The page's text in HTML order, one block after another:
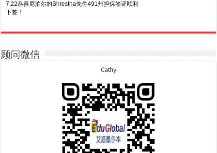
Business offer！
8.6恭喜江苏的谢先生600旅游签证顺利下签，三年多
8.5恭喜江苏的杨女士190技术移民签证顺利下签！
8.3恭喜黑龙江的刘女士864父母签证顺利下签！
8.3恭喜天津的陈同学和妈妈590+500学生签证顺利
7.22恭喜尼泊尔的Shrestha先生491州担保签证顺利
下签！
签！
7.15恭喜江苏的曹同学500学生签证顺利下签！
7.13恭喜广东的邓同学500学生签证顺利下签！
7.9恭喜广东的喻同学500学生签证顺利下签！
7.8恭喜黑龙江的刘女士600旅游签证顺利下签，三年
7.7恭喜北京的王先生和孩子600旅游签证顺利下签，
顾问微信
Cathy